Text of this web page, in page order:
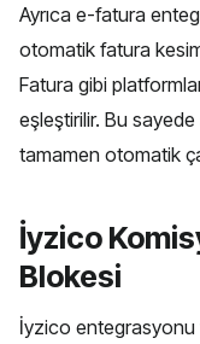
Ayrıca e-fatura
otomatik fatura
Fatura gibi
eşleştirilir. Bu
tamamen otomatik
İyzico
Blokesi
İyzico